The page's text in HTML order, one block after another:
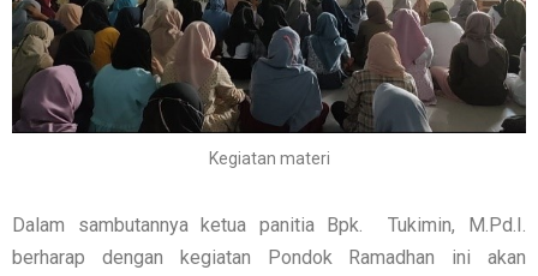
Kegiatan materi
Dalam sambutannya ketua panitia Bpk. Tukimin, M.Pd.I.
berharap dengan kegiatan Pondok Ramadhan ini akan